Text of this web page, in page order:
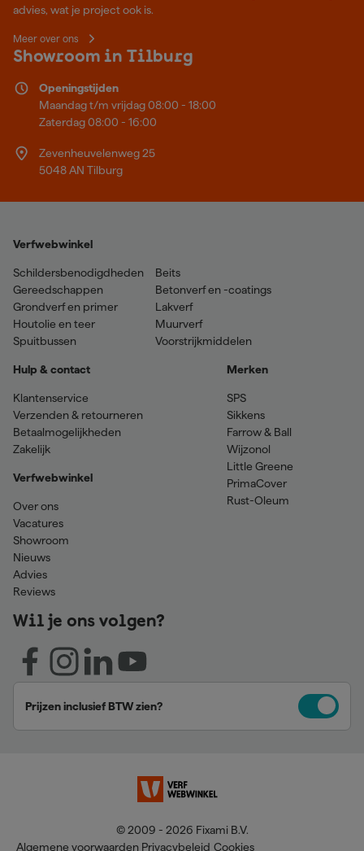
advies, wat je project ook is.
Meer over ons
Showroom in Tilburg
Openingstijden
Maandag t/m vrijdag 08:00 - 18:00
Zaterdag 08:00 - 16:00
Zevenheuvelenweg 25
5048 AN Tilburg
Verfwebwinkel
Schildersbenodigdheden
Gereedschappen
Grondverf en primer
Houtolie en teer
Spuitbussen
Beits
Betonverf en -coatings
Lakverf
Muurverf
Voorstrijkmiddelen
Hulp & contact
Klantenservice
Verzenden & retourneren
Betaalmogelijkheden
Zakelijk
Verfwebwinkel
Over ons
Vacatures
Showroom
Nieuws
Advies
Reviews
Merken
SPS
Sikkens
Farrow & Ball
Wijzonol
Little Greene
PrimaCover
Rust-Oleum
Wil je ons volgen?
Prijzen inclusief BTW zien?
© 2009 - 2026 Fixami B.V.
Algemene voorwaarden Privacybeleid Cookies